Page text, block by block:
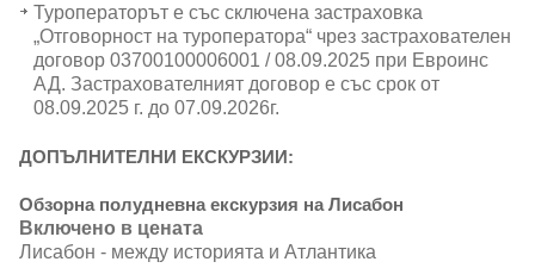
Туроператорът е със сключена застраховка
„Отговорност на туроператора“ чрез застрахователен
договор 03700100006001 / 08.09.2025 при Евроинс
АД. Застрахователният договор е със срок от
08.09.2025 г. до 07.09.2026г.
ДОПЪЛНИТЕЛНИ ЕКСКУРЗИИ:
Обзорна полудневна екскурзия на Лисабон
Включено в цената
Лисабон - между историята и Атлантика